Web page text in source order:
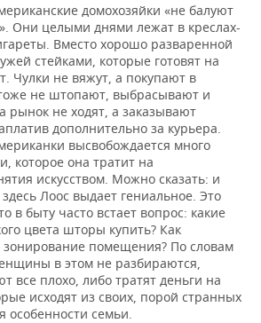
домохозяйки «не балуют
Они целыми днями лежат в креслах-
Вместо хорошо разваренной
стейками, которые готовят на
Чулки не вяжут, а покупают в
не штопают, выбрасывают и
рынок не ходят, а заказывают
дополнительно за курьера.
высвобождается много
которое она тратит на
искусством. Можно сказать: и
Лоос выдает гениальное. Это
в быту часто встает вопрос: какие
цвета шторы купить? Как
зонирование помещения? По словам
в этом не разбираются,
все плохо, либо тратят деньги на
исходят из своих, порой странных
особенности семьи.